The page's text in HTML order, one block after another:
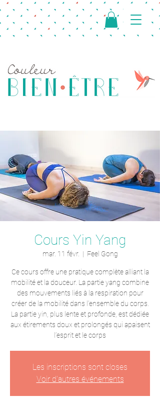
Cours Yin Yang
mar. 11 févr.
  |
Feel Gong
Ce cours offre une pratique complète alliant la
mobilité et la douceur. La partie yang combine
des mouvements liés à la respiration pour
créer de la mobilité dans l’ensemble du corps.
La partie yin, plus lente et profonde, est dédiée
aux étirements doux et prolongés qui apaisent
l’esprit et le corps
Les inscriptions sont closes
Voir d'autres événements